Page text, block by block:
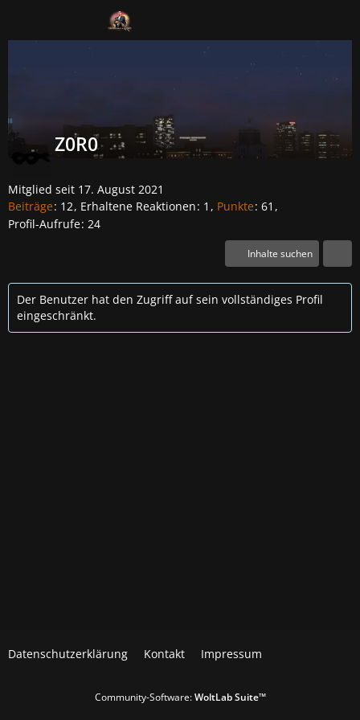
Z0R0
Mitglied seit 17. August 2021
Beiträge 12 Erhaltene Reaktionen 1 Punkte 61
Profil-Aufrufe 24
Inhalte suchen
Der Benutzer hat den Zugriff auf sein vollständiges Profil
eingeschränkt.
Datenschutzerklärung Kontakt Impressum
Community-Software:WoltLab Suite™